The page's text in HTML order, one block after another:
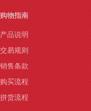
购物指南
产品说明
交易规则
销售条款
购买流程
拼货流程